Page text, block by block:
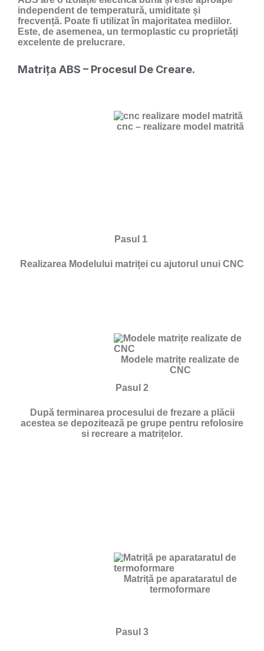
independent de temperatură, umiditate și
frecvență. Poate fi utilizat în majoritatea mediilor.
Este, de asemenea, un termoplastic cu proprietăți
excelente de prelucrare.
Matrița ABS – Procesul De Creare.
cnc – realizare model matrită
Pasul 1
Realizarea Modelului matriței cu ajutorul unui CNC
Modele matrițe realizate de
CNC
Pasul 2
După terminarea procesului de frezare a plăcii
acestea se depozitează pe grupe pentru refolosire
si recreare a matrițelor.
Matriță pe aparataratul de
termoformare
Pasul 3